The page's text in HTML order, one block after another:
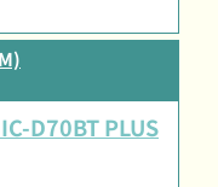
D70BT PLUS